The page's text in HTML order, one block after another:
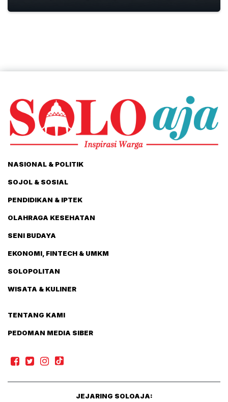
NASIONAL & POLITIK
SOJOL & SOSIAL
PENDIDIKAN & IPTEK
OLAHRAGA KESEHATAN
SENI BUDAYA
EKONOMI, FINTECH & UMKM
SOLOPOLITAN
WISATA & KULINER
TENTANG KAMI
PEDOMAN MEDIA SIBER
JEJARING SOLOAJA: